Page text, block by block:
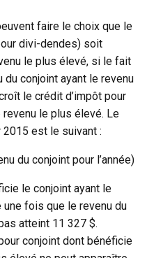
faire le choix que le
divi-dendes) soit
le plus élevé, si le fait
du conjoint ayant le revenu
le crédit d’impôt pour
le plus élevé. Le
est le suivant :
du conjoint pour l’année)
le conjoint ayant le
fois que le revenu du
atteint 11 327 $.
conjoint dont bénéficie